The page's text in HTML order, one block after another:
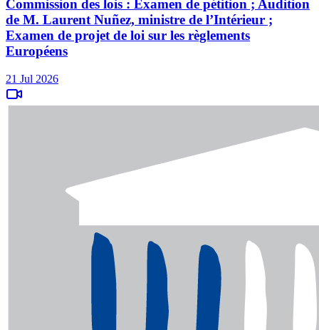
Commission des lois : Examen de pétition ; Audition
de M. Laurent Nuñez, ministre de l’Intérieur ;
Examen de projet de loi sur les règlements
Européens
21 Jul 2026